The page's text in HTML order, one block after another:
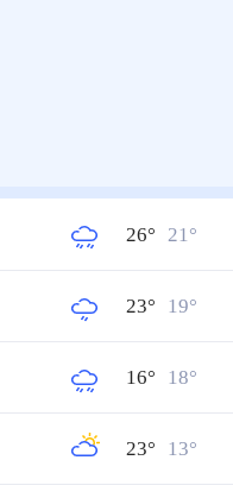
26° 21°
23° 19°
16° 18°
23° 13°